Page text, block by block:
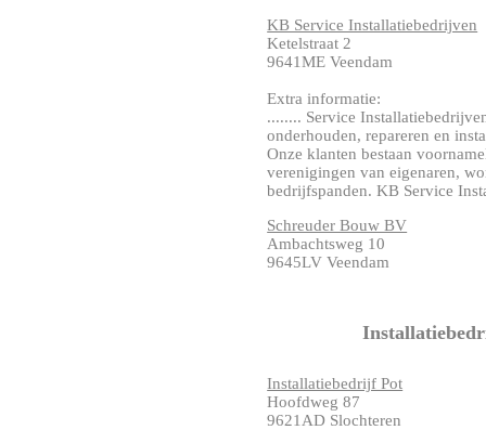
KB Service Installatiebedrijven
Ketelstraat 2
9641ME Veendam
Extra informatie:
........ Service
onderhouden, repareren en
Onze klanten bestaan
verenigingen van eigenaren,
bedrijfspanden. KB Service
Schreuder Bouw BV
Ambachtsweg 10
9645LV Veendam
Installatiebedrijf Pot
Hoofdweg 87
9621AD Slochteren